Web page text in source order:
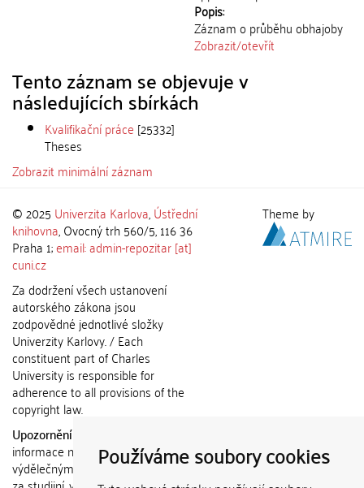
Používáme soubory cookies
Popis:
Záznam o průběhu obhajoby
Zobrazit/otevřít
Tento záznam se objevuje v
následujících sbírkách
Kvalifikační práce [25332]
Theses
Zobrazit minimální záznam
© 2025 Univerzita Karlova,Ústřední
knihovna, Ovocný trh 560/5, 116 36
Praha 1;email: admin-repozitar [at]
cuni.cz
Za dodržení všech ustanovení
autorského zákona jsou
zodpovědné jednotlivé složky
Univerzity Karlovy. / Each
constituent part of Charles
University is responsible for
adherence to all provisions of the
copyright law.
Upozornění / Notice:
informace nemohou být použity k
výdělečným účelům nebo vydávány
Theme by